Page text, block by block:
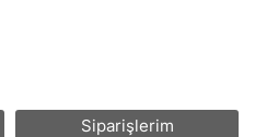
Siparişlerim